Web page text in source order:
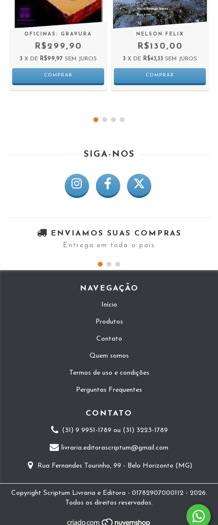
OFICINAS: GRAVURA
R$299,90
3 X DE R$99,97 SEM JUROS
NELSON FELIX
R$130,00
3 X DE R$43,33 SEM JUROS
SIGA-NOS
ENVIAMOS SUAS COMPRAS
Entrega em todo o país
NAVEGAÇÃO
Início
Produtos
Contato
Quem somos
Termos de uso e condições
Perguntas Frequentes
CONTATO
(31) 9 9951-1789 ou (31) 3223-1789
livraria.editorascriptum@gmail.com
Rua Fernandes Tourinho, 99 - Belo Horizonte (MG)
Copyright Scriptum Livraria e Editora - 01782907000112 - 2026.
Todos os direitos reservados.